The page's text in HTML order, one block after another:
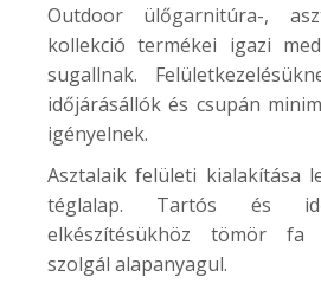
Outdoor ülőgarnitúra-,
kollekció termékei igazi
sugallnak.
időjárásállók és csupán
igényelnek.
Asztalaik felületi kialakítása
téglalap. Tartós és
elkészítésükhöz tömör fa
szolgál alapanyagul.